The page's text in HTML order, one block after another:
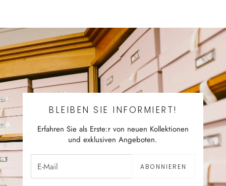
BLEIBEN SIE INFORMIERT!
Erfahren Sie als Erste:r von neuen Kollektionen
und exklusiven Angeboten.
ABONNIEREN